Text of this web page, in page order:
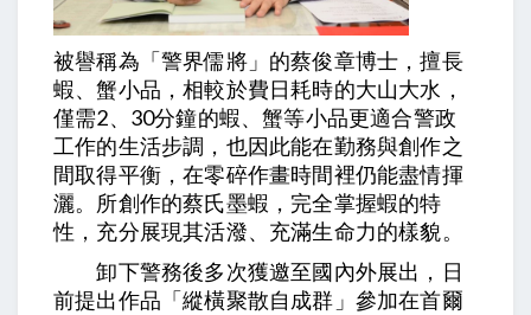
被譽稱為「警界儒將」的蔡俊章博士，擅長
蝦、蟹小品，相較於費日耗時的大山大水，
僅需2、30分鐘的蝦、蟹等小品更適合警政
工作的生活步調，也因此能在勤務與創作之
間取得平衡，在零碎作畫時間裡仍能盡情揮
灑。所創作的蔡氏墨蝦，完全掌握蝦的特
性，充分展現其活潑、充滿生命力的樣貌。
卸下警務後多次獲邀至國內外展出，日
前提出作品「縱橫聚散自成群」參加在首爾